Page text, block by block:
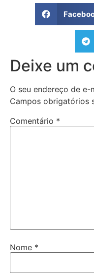
Deixe um
O seu endereço de
Campos obrigatórios
Comentário *
Nome *